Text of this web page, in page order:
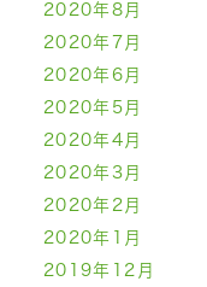
2020年8月
2020年7月
2020年6月
2020年5月
2020年4月
2020年3月
2020年2月
2020年1月
2019年12月